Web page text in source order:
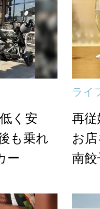
く安
も乗れ
ー
ライ
再
お
南